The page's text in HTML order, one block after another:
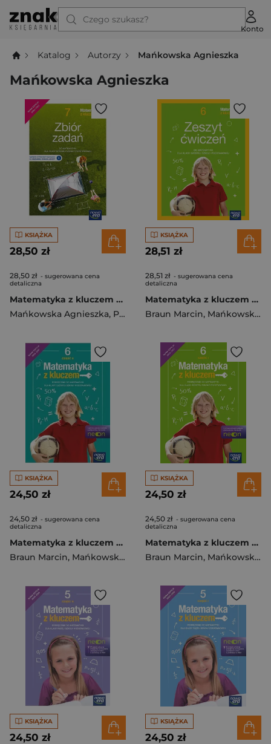
Czego szukasz?
Konto
Katalog Autorzy Mańkowska Agnieszka
Mańkowska Agnieszka
KSIĄŻKA
28,50 zł
28,50 zł - sugerowana cena
detaliczna
Matematyka z kluczem zbiór zadań dla klasy 7 szkoły podstawowej 67766
Mańkowska Agnieszka, Paszyńska Małgorzata
KSIĄŻKA
28,51 zł
28,51 zł - sugerowana cena
detaliczna
Matematyka z kluczem zeszyt ćwiczeń dla klasy 6 szkoły podstawowej EDYCJA 2025-2027
Braun Marcin, Mańkowska Agnieszka
KSIĄŻKA
24,50 zł
24,50 zł - sugerowana cena
detaliczna
Matematyka z kluczem podręcznik dla klasy 6 szkoły podstawowej część 2 EDYCJA 2025-2027
Braun Marcin, Mańkowska Agnieszka ,Paszyńska Małgorzata
KSIĄŻKA
24,50 zł
24,50 zł - sugerowana cena
detaliczna
Matematyka z kluczem podręcznik dla klasy 6 szkoły podstawowej część 1 EDYCJA 2025-2027
Braun Marcin, Mańkowska Agnieszka
KSIĄŻKA
24,50 zł
KSIĄŻKA
24,50 zł